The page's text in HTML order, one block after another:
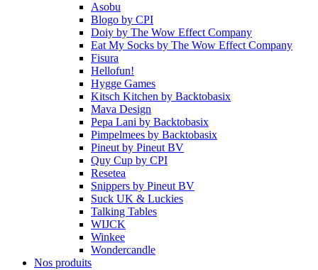
Asobu
Blogo by CPI
Doiy by The Wow Effect Company
Eat My Socks by The Wow Effect Company
Fisura
Hellofun!
Hygge Games
Kitsch Kitchen by Backtobasix
Mava Design
Pepa Lani by Backtobasix
Pimpelmees by Backtobasix
Pineut by Pineut BV
Quy Cup by CPI
Resetea
Snippers by Pineut BV
Suck UK & Luckies
Talking Tables
WIJCK
Winkee
Wondercandle
Nos produits